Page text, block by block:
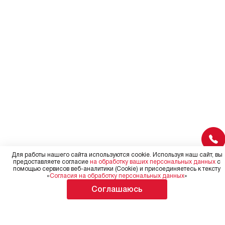
Для работы нашего сайта используются cookie. Используя наш сайт, вы
предоставляете согласие на обработку ваших персональных данных с
помощью сервисов веб-аналитики (Cookie) и присоединяетесь к тексту
«Согласия на обработку персональных данных»
Соглашаюсь